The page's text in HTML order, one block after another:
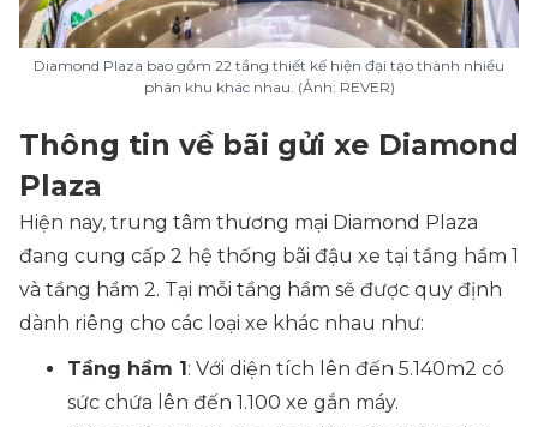
Diamond Plaza bao gồm 22 tầng thiết kế hiện đại tạo thành nhiều
phân khu khác nhau. (Ảnh: REVER)
Thông tin về bãi gửi xe Diamond
Plaza
Hiện nay, trung tâm thương mại Diamond Plaza
đang cung cấp 2 hệ thống bãi đậu xe tại tầng hầm 1
và tầng hầm 2. Tại mỗi tầng hầm sẽ được quy định
dành riêng cho các loại xe khác nhau như:
Tầng hầm 1: Với diện tích lên đến 5.140m2 có
sức chứa lên đến 1.100 xe gắn máy.